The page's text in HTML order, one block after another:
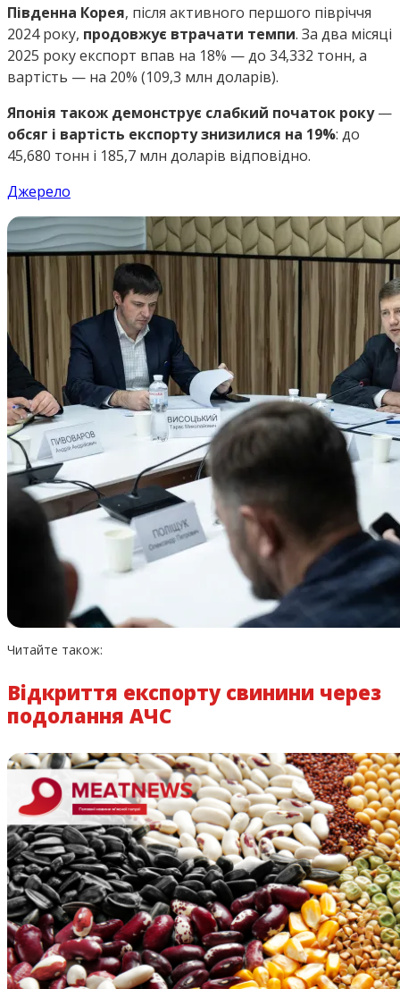
Південна Корея, після активного першого півріччя
2024 року, продовжує втрачати темпи. За два місяці
2025 року експорт впав на 18% — до 34,332 тонн, а
вартість — на 20% (109,3 млн доларів).
Японія також демонструє слабкий початок року—
обсяг і вартість експорту знизилися на 19%: до
45,680 тонн і 185,7 млн доларів відповідно.
Джерело
Читайте також:
Відкриття експорту свинини через
подолання АЧС